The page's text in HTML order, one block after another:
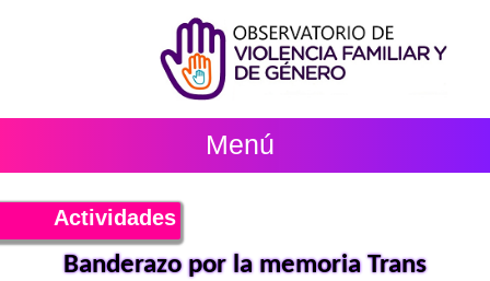
Menú
Actividades
Banderazo por la memoria Trans